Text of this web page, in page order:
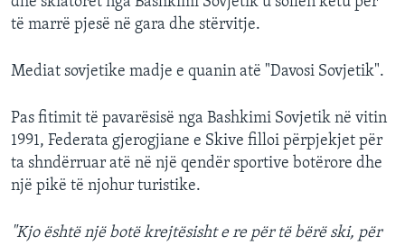
të marrë pjesë në gara dhe stërvitje.
Mediat sovjetike madje e quanin atë "Davosi Sovjetik".
Pas fitimit të pavarësisë nga Bashkimi Sovjetik në vitin
1991, Federata gjerogjiane e Skive filloi përpjekjet për
ta shndërruar atë në një qendër sportive botërore dhe
një pikë të njohur turistike.
"Kjo është një botë krejtësisht e re për të bërë ski, për